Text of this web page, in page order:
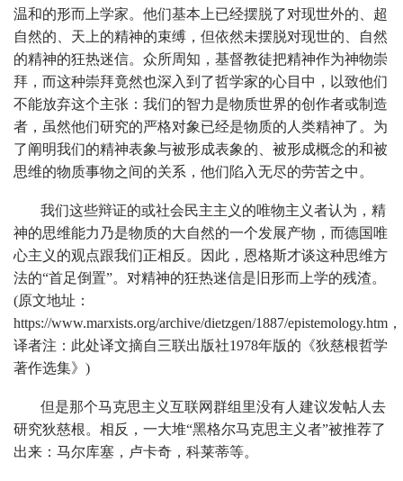
温和的形而上学家。他们基本上已经摆脱了对现世外的、超
自然的、天上的精神的束缚，但依然未摆脱对现世的、自然
的精神的狂热迷信。众所周知，基督教徒把精神作为神物崇
拜，而这种崇拜竟然也深入到了哲学家的心目中，以致他们
不能放弃这个主张：我们的智力是物质世界的创作者或制造
者，虽然他们研究的严格对象已经是物质的人类精神了。为
了阐明我们的精神表象与被形成表象的、被形成概念的和被
思维的物质事物之间的关系，他们陷入无尽的劳苦之中。
我们这些辩证的或社会民主主义的唯物主义者认为，精
神的思维能力乃是物质的大自然的一个发展产物，而德国唯
心主义的观点跟我们正相反。因此，恩格斯才谈这种思维方
法的“首足倒置”。对精神的狂热迷信是旧形而上学的残渣。
(原文地址：
https://www.marxists.org/archive/dietzgen/1887/epistemology.htm，
译者注：此处译文摘自三联出版社1978年版的《狄慈根哲学
著作选集》)
但是那个马克思主义互联网群组里没有人建议发帖人去
研究狄慈根。相反，一大堆“黑格尔马克思主义者”被推荐了
出来：马尔库塞，卢卡奇，科莱蒂等。